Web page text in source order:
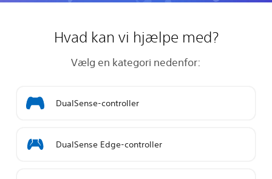
Hvad kan vi hjælpe med?
Vælg en kategori nedenfor:
DualSense-controller
DualSense Edge-controller